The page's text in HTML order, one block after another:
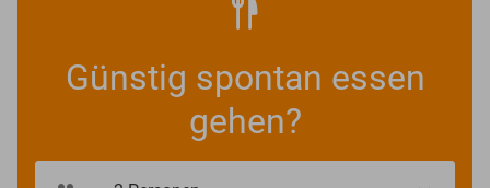
Günstig spontan essen
gehen?